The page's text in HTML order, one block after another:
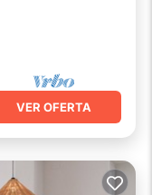
VER OFERTA